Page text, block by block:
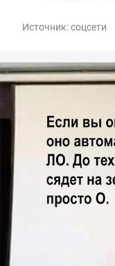
Источник:соцсети